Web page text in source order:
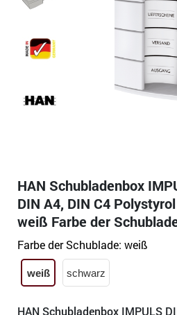
HAN Schubladenbox
DIN A4, DIN C4
weiß Farbe der
Farbe der Schublade: weiß
weiß schwarz
HAN Schubladenbox IMPULS